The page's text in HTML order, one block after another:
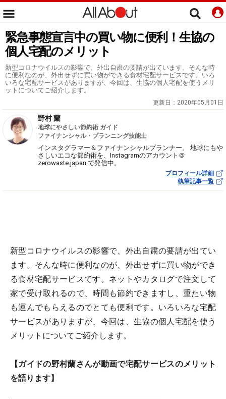
緊急事態宣言中の買い物に便利！生協の
個人宅配のメリット
新型コロナウイルスの影響で、外出自粛の要請が出ています。そんな時
に便利なのが、外出せずに買い物ができる食材宅配サービスです。いろ
いろな宅配サービスがありますが、今回は、生協の個人宅配を使うメリ
ットについてご紹介します。
更新日： 2020年05月01日
野村 蘭
地球にやさしい節約術 ガイド
ファイナンシャル・プランニング技能士
インスタグラマー＆ファイナンシャルプランナー。 地球にもや
さしいエコな節約術を、Instagramのアカウント＠
zerowaste.japan で発信中。
プロフィール詳細
執筆記事一覧
新型コロナウイルスの影響で、外出自粛の要請が出てい
ます。そんな時に便利なのが、外出せずに買い物ができ
る食材宅配サービスです。ネットやカタログで注文して
家で受け取れるので、時間も節約できますし、重たい物
も運んでもらえるのでとても便利です。いろいろな宅配
サービスがありますが、今回は、生協の個人宅配を使う
メリットについてご紹介します。
【ガイドの野村蘭さんが動画で宅配サービスのメリット
を語ります】